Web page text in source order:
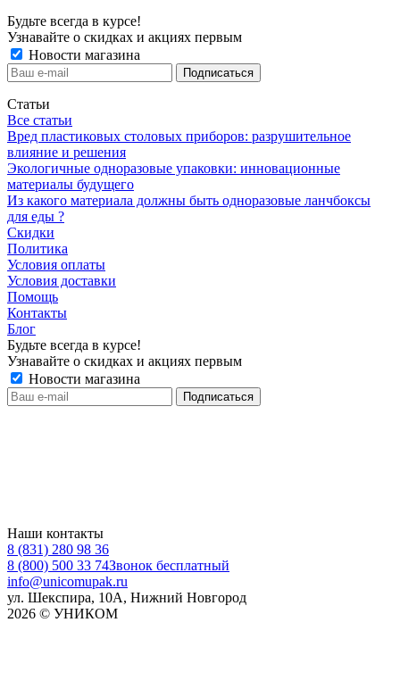
Будьте всегда в курсе!
Узнавайте о скидках и акциях первым
Новости магазина
Статьи
Все статьи
Вред пластиковых столовых приборов: разрушительное
влияние и решения
Экологичные одноразовые упаковки: инновационные
материалы будущего
Из какого материала должны быть одноразовые ланчбоксы
для еды ?
Скидки
Политика
Условия оплаты
Условия доставки
Помощь
Контакты
Блог
Будьте всегда в курсе!
Узнавайте о скидках и акциях первым
Новости магазина
Наши контакты
8 (831) 280 98 36
8 (800) 500 33 74Звонок бесплатный
info@unicomupak.ru
ул. Шекспира, 10А, Нижний Новгород
2026 © УНИКОМ